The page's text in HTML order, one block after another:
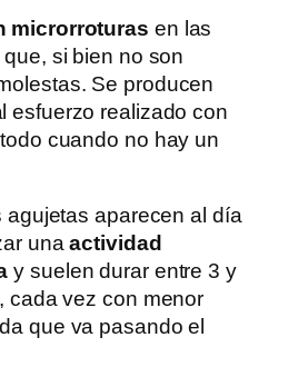
microrroturas en las
si bien no son
Se producen
esfuerzo realizado con
cuando no hay un
agujetas aparecen al día
unaactividad
y suelen durar entre 3 y
cada vez con menor
que va pasando el